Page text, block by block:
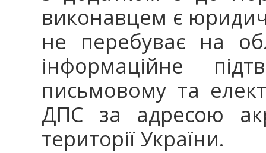
виконавцем є
не перебуває на
інформаційне
письмовому та
ДПС за адресою
території України.